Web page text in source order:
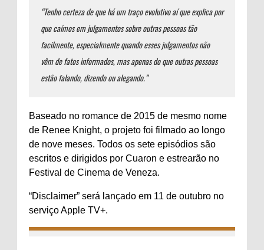
“Tenho certeza de que há um traço evolutivo aí que explica por
que caímos em julgamentos sobre outras pessoas tão
facilmente, especialmente quando esses julgamentos não
vêm de fatos informados, mas apenas do que outras pessoas
estão falando, dizendo ou alegando.”
Baseado no romance de 2015 de mesmo nome
de Renee Knight, o projeto foi filmado ao longo
de nove meses. Todos os sete episódios são
escritos e dirigidos por Cuaron e estrearão no
Festival de Cinema de Veneza.
“Disclaimer” será lançado em 11 de outubro no
serviço Apple TV+.